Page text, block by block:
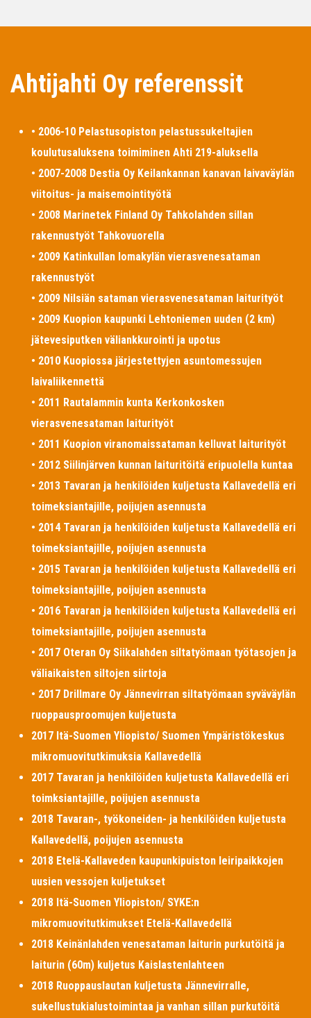
Ahtijahti Oy referenssit
• 2006-10 Pelastusopiston pelastussukeltajien
koulutusaluksena toimiminen Ahti 219-aluksella
• 2007-2008 Destia Oy Keilankannan kanavan laivaväylän
viitoitus- ja maisemointityötä
• 2008 Marinetek Finland Oy Tahkolahden sillan
rakennustyöt Tahkovuorella
• 2009 Katinkullan lomakylän vierasvenesataman
rakennustyöt
• 2009 Nilsiän sataman vierasvenesataman laiturityöt
• 2009 Kuopion kaupunki Lehtoniemen uuden (2 km)
jätevesiputken väliankkurointi ja upotus
• 2010 Kuopiossa järjestettyjen asuntomessujen
laivaliikennettä
• 2011 Rautalammin kunta Kerkonkosken
vierasvenesataman laiturityöt
• 2011 Kuopion viranomaissataman kelluvat laiturityöt
• 2012 Siilinjärven kunnan laituritöitä eripuolella kuntaa
• 2013 Tavaran ja henkilöiden kuljetusta Kallavedellä eri
toimeksiantajille, poijujen asennusta
• 2014 Tavaran ja henkilöiden kuljetusta Kallavedellä eri
toimeksiantajille, poijujen asennusta
• 2015 Tavaran ja henkilöiden kuljetusta Kallavedellä eri
toimeksiantajille, poijujen asennusta
• 2016 Tavaran ja henkilöiden kuljetusta Kallavedellä eri
toimeksiantajille, poijujen asennusta
• 2017 Oteran Oy Siikalahden siltatyömaan työtasojen ja
väliaikaisten siltojen siirtoja
• 2017 Drillmare Oy Jännevirran siltatyömaan syväväylän
ruoppausproomujen kuljetusta
2017 Itä-Suomen Yliopisto/ Suomen Ympäristökeskus
mikromuovitutkimuksia Kallavedellä
2017 Tavaran ja henkilöiden kuljetusta Kallavedellä eri
toimksiantajille, poijujen asennusta
2018 Tavaran-, työkoneiden- ja henkilöiden kuljetusta
Kallavedellä, poijujen asennusta
2018 Etelä-Kallaveden kaupunkipuiston leiripaikkojen
uusien vessojen kuljetukset
2018 Itä-Suomen Yliopiston/ SYKE:n
mikromuovitutkimukset Etelä-Kallavedellä
2018 Keinänlahden venesataman laiturin purkutöitä ja
laiturin (60m) kuljetus Kaislastenlahteen
2018 Ruoppauslautan kuljetusta Jännevirralle,
sukellustukialustoimintaa ja vanhan sillan purkutöitä